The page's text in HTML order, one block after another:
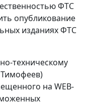
ФТС
опубликование
изданиях ФТС
техническому
на WEB-